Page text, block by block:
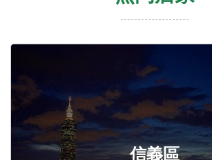
信義區